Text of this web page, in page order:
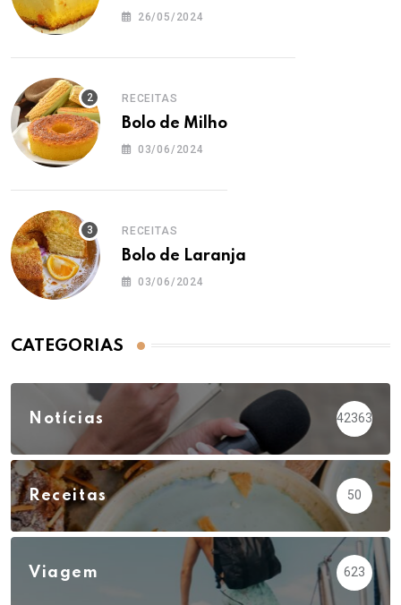
26/05/2024
RECEITAS
Bolo de Milho
03/06/2024
RECEITAS
Bolo de Laranja
03/06/2024
CATEGORIAS
Notícias 42363
Receitas 50
Viagem 623